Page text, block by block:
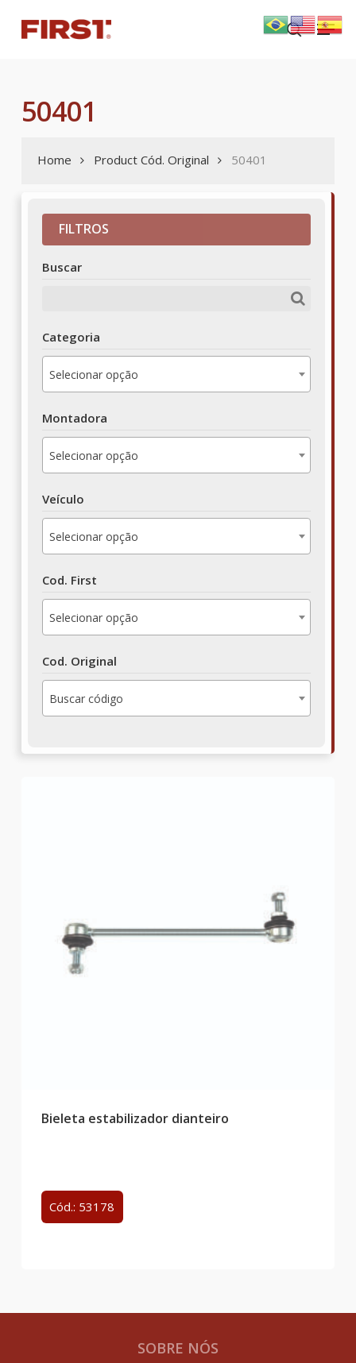
main
search
Menu
50401
Home Product Cód. Original 50401
FILTROS
Buscar
Categoria
Selecionar opção
Montadora
Selecionar opção
Veículo
Selecionar opção
Cod. First
Selecionar opção
Cod. Original
Buscar código
Bieleta estabilizador dianteiro
Cód.: 53178
SOBRE NÓS